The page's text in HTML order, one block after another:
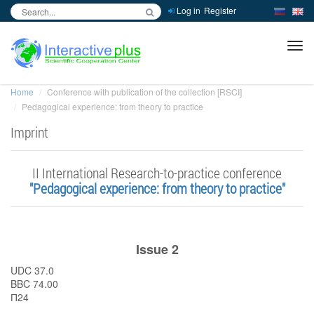
Log in Register
Home
Conference with publication of the collection [RSCI]
Pedagogical experience: from theory to practice
Imprint
II International Research-to-practice conference
"Pedagogical experience: from theory to practice"
Issue 2
UDC 37.0
BBC 74.00
П24